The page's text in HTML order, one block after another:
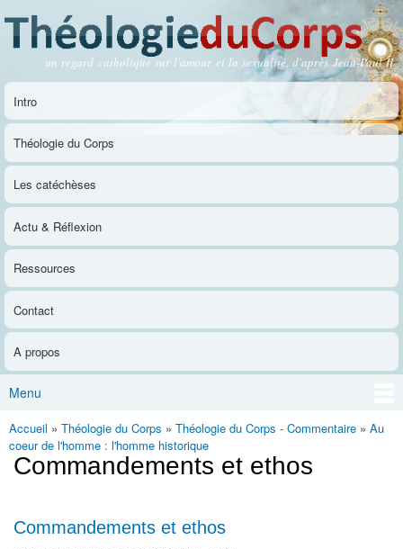
contenu
principal
Théologie du Corps
un regard catholique sur l'amour et la sexualité, d'après Jean-Paul II
Menu principal
Intro
Théologie du Corps
Les catéchèses
Actu & Réflexion
Ressources
Contact
A propos
Menu
Vous êtes ici
Accueil » Théologie du Corps » Théologie du Corps - Commentaire » Au
coeur de l'homme : l'homme historique
Commandements et ethos
Commandements et ethos